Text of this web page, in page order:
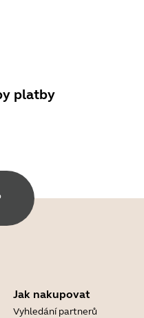
platby
Jak nakupovat
Vyhledání partnerů